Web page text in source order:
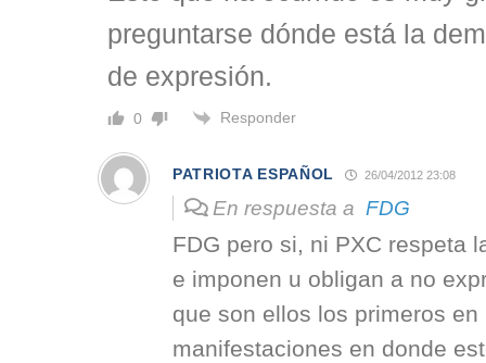
preguntarse dónde está la
de expresión.
0 Responder
PATRIOTA ESPAÑOL 26/04/2012 23:08
En respuesta a FDG
FDG pero si, ni PXC respeta
e imponen u obligan a no
que son ellos los primeros
manifestaciones en donde